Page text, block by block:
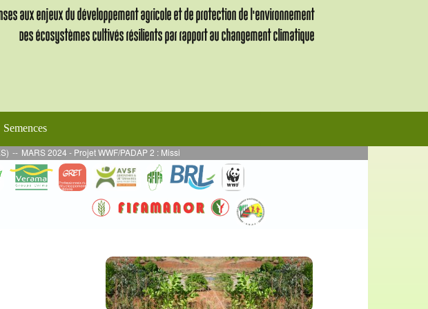
Semences
MARS 2024 - Projet WWF/PADAP 2 : Mission de supervision des activités en AE mises en œuvre en par